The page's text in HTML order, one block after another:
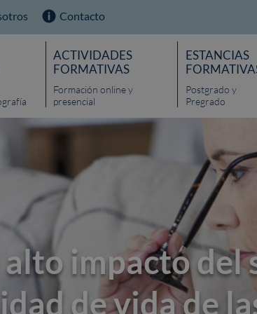
Contacto
ACTIVIDADES
FORMATIVAS
Formación online y
presencial
ESTANCIAS
Postgrado y
Pregrado
impacto del
de vida de